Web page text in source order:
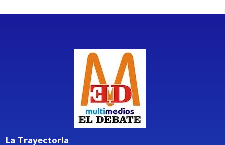
La Trayectoria